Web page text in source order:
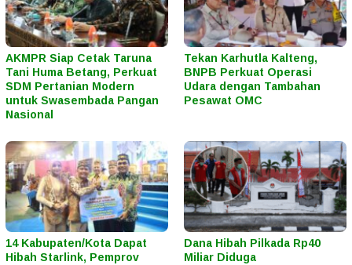
AKMPR Siap Cetak Taruna
Tani Huma Betang, Perkuat
SDM Pertanian Modern
untuk Swasembada Pangan
Nasional
Tekan Karhutla Kalteng,
BNPB Perkuat Operasi
Udara dengan Tambahan
Pesawat OMC
14 Kabupaten/Kota Dapat
Hibah Starlink, Pemprov
Dana Hibah Pilkada Rp40
Miliar Diduga